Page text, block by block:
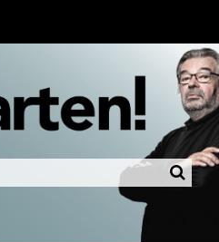
LOGIN